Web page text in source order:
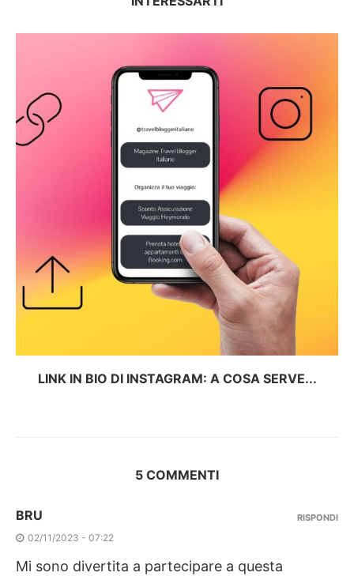
LINK IN BIO DI INSTAGRAM: A COSA SERVE...
5 COMMENTI
BRU
02/11/2023 - 07:22
Mi sono divertita a partecipare a questa
RISPONDI